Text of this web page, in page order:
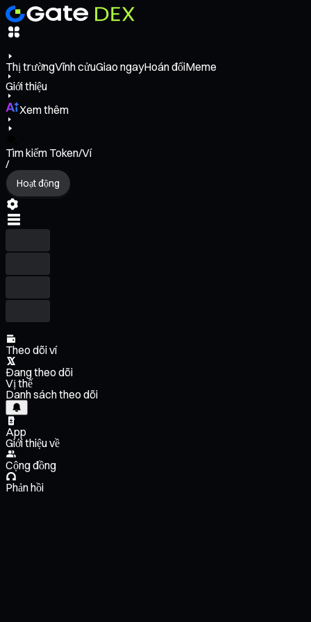
Thị trườngVĩnh cửuGiao ngayHoán đổiMeme
Giới thiệu
Xem thêm
Tìm kiếm Token/Ví
/
Hoạt động
Theo dõi ví
Đang theo dõi
Vị thế
Danh sách theo dõi
App
Giới thiệu về
Cộng đồng
Phản hồi